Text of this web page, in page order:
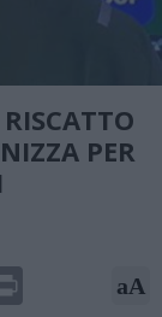
PER
aA